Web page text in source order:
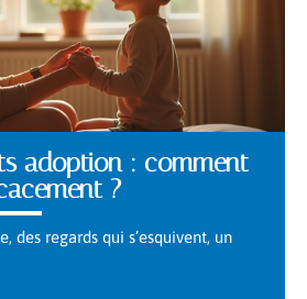
adoption : comment
?
des regards qui s’esquivent, un